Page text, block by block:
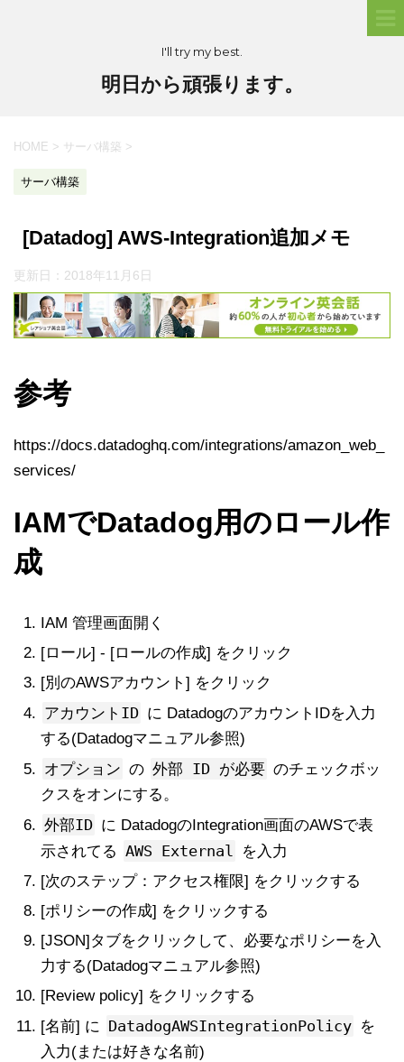
I'll try my best.
明日から頑張ります。
HOME > サーバ構築 >
サーバ構築
[Datadog] AWS-Integration追加メモ
更新日： 2018年11月6日
参考
https://docs.datadoghq.com/integrations/amazon_web_
services/
IAMでDatadog用のロール作
成
IAM 管理画面開く
[ロール] - [ロールの作成] をクリック
[別のAWSアカウント] をクリック
アカウントID に DatadogのアカウントIDを入力
する(Datadogマニュアル参照)
オプション の 外部 ID が必要 のチェックボッ
クスをオンにする。
外部ID に DatadogのIntegration画面のAWSで表
示されてる AWS External
を入力
[次のステップ：アクセス権限] をクリックする
[ポリシーの作成] をクリックする
[JSON]タブをクリックして、必要なポリシーを入
力する(Datadogマニュアル参照)
[Review policy] をクリックする
[名前] に DatadogAWSIntegrationPolicy を
入力(または好きな名前)